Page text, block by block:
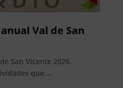
Val de San
San Vicente 2026.
que...